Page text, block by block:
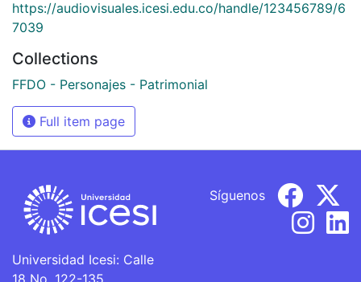
https://audiovisuales.icesi.edu.co/handle/123456789/6
7039
Collections
FFDO - Personajes - Patrimonial
Full item page
Universidad Icesi: Calle
18 No. 122-135
Síguenos